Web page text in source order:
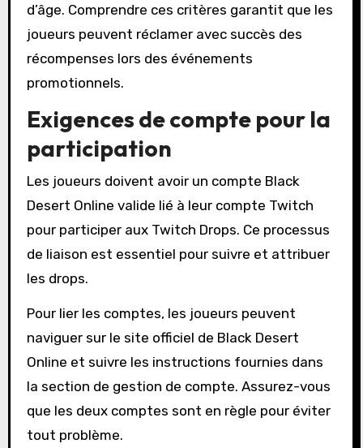
d’âge. Comprendre ces critères garantit que les
joueurs peuvent réclamer avec succès des
récompenses lors des événements
promotionnels.
Exigences de compte pour la
participation
Les joueurs doivent avoir un compte Black
Desert Online valide lié à leur compte Twitch
pour participer aux Twitch Drops. Ce processus
de liaison est essentiel pour suivre et attribuer
les drops.
Pour lier les comptes, les joueurs peuvent
naviguer sur le site officiel de Black Desert
Online et suivre les instructions fournies dans
la section de gestion de compte. Assurez-vous
que les deux comptes sont en règle pour éviter
tout problème.